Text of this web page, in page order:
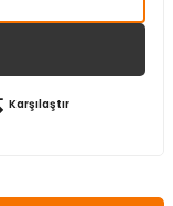
Karşılaştır